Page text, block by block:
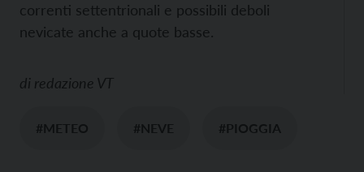
correnti settentrionali e possibili deboli
nevicate anche a quote basse.
di redazione VT
#METEO #NEVE #PIOGGIA